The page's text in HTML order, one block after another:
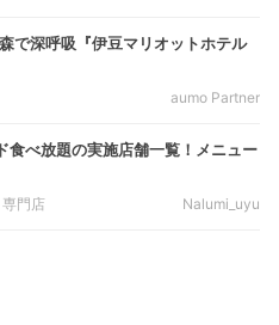
で深呼吸『伊豆マリオットホテル
aumo Partner
食べ放題の実施店舗一覧！メニュー
門店
Nalumi_uyu